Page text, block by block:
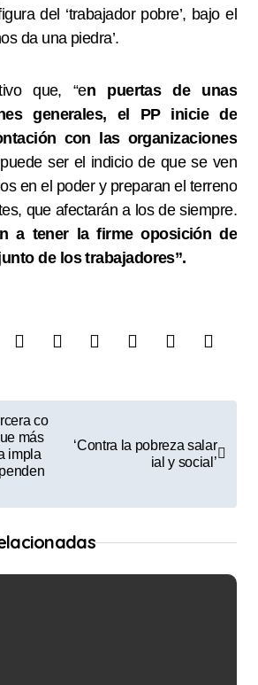
del ‘trabajador pobre’, bajo el
da una piedra’.
que, “en puertas de unas
generales, el PP inicie de
con las organizaciones
ser el indicio de que se ven
en el poder y preparan el terreno
que afectarán a los de siempre.
a tener la firme oposición de
de los trabajadores”.
co
más
impla
‘Contra la pobreza salar
ial y social’